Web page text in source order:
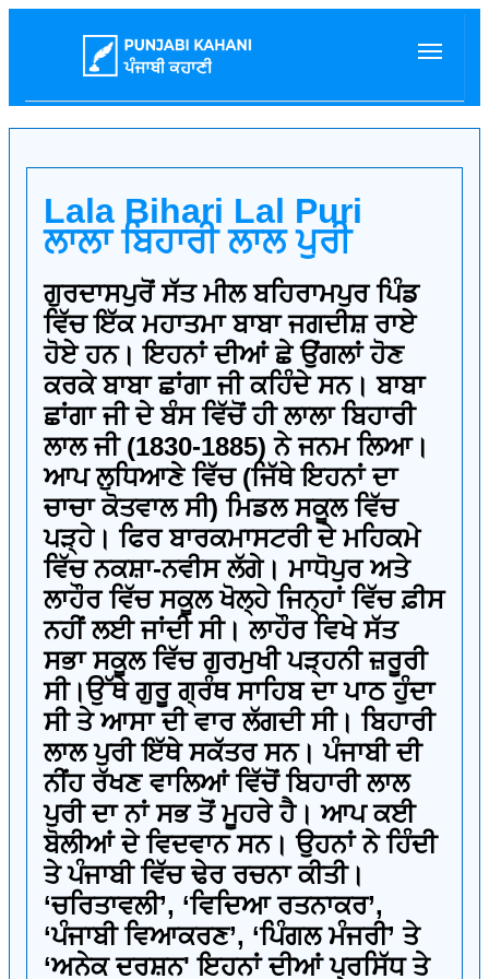
Lala Bihari Lal Puri
ਲਾਲਾ ਬਿਹਾਰੀ ਲਾਲ ਪੁਰੀ
ਗੁਰਦਾਸਪੁਰੋਂ ਸੱਤ ਮੀਲ ਬਹਿਰਾਮਪੁਰ ਪਿੰਡ
ਵਿੱਚ ਇੱਕ ਮਹਾਤਮਾ ਬਾਬਾ ਜਗਦੀਸ਼ ਰਾਏ
ਹੋਏ ਹਨ। ਇਹਨਾਂ ਦੀਆਂ ਛੇ ਉਂਗਲਾਂ ਹੋਣ
ਕਰਕੇ ਬਾਬਾ ਛਾਂਗਾ ਜੀ ਕਹਿੰਦੇ ਸਨ। ਬਾਬਾ
ਛਾਂਗਾ ਜੀ ਦੇ ਬੰਸ ਵਿੱਚੋਂ ਹੀ ਲਾਲਾ ਬਿਹਾਰੀ
ਲਾਲ ਜੀ (1830-1885) ਨੇ ਜਨਮ ਲਿਆ।
ਆਪ ਲੁਧਿਆਣੇ ਵਿੱਚ (ਜਿੱਥੇ ਇਹਨਾਂ ਦਾ
ਚਾਚਾ ਕੋਤਵਾਲ ਸੀ) ਮਿਡਲ ਸਕੂਲ ਵਿੱਚ
ਪੜ੍ਹੇ। ਫਿਰ ਬਾਰਕਮਾਸਟਰੀ ਦੇ ਮਹਿਕਮੇ
ਵਿੱਚ ਨਕਸ਼ਾ-ਨਵੀਸ ਲੱਗੇ। ਮਾਧੋਪੁਰ ਅਤੇ
ਲਾਹੌਰ ਵਿੱਚ ਸਕੂਲ ਖੋਲ੍ਹੇ ਜਿਨ੍ਹਾਂ ਵਿੱਚ ਫ਼ੀਸ
ਨਹੀਂ ਲਈ ਜਾਂਦੀ ਸੀ। ਲਾਹੌਰ ਵਿਖੇ ਸੱਤ
ਸਭਾ ਸਕੂਲ ਵਿੱਚ ਗੁਰਮੁਖੀ ਪੜ੍ਹਨੀ ਜ਼ਰੂਰੀ
ਸੀ।ਉੱਥੇ ਗੁਰੂ ਗ੍ਰੰਥ ਸਾਹਿਬ ਦਾ ਪਾਠ ਹੁੰਦਾ
ਸੀ ਤੇ ਆਸਾ ਦੀ ਵਾਰ ਲੱਗਦੀ ਸੀ। ਬਿਹਾਰੀ
ਲਾਲ ਪੁਰੀ ਇੱਥੇ ਸਕੱਤਰ ਸਨ। ਪੰਜਾਬੀ ਦੀ
ਨੀਂਹ ਰੱਖਣ ਵਾਲਿਆਂ ਵਿੱਚੋਂ ਬਿਹਾਰੀ ਲਾਲ
ਪੁਰੀ ਦਾ ਨਾਂ ਸਭ ਤੋਂ ਮੂਹਰੇ ਹੈ। ਆਪ ਕਈ
ਬੋਲੀਆਂ ਦੇ ਵਿਦਵਾਨ ਸਨ। ਉਹਨਾਂ ਨੇ ਹਿੰਦੀ
ਤੇ ਪੰਜਾਬੀ ਵਿੱਚ ਢੇਰ ਰਚਨਾ ਕੀਤੀ।
‘ਚਰਿਤਾਵਲੀ’, ‘ਵਿਦਿਆ ਰਤਨਾਕਰ’,
‘ਪੰਜਾਬੀ ਵਿਆਕਰਣ’, ‘ਪਿੰਗਲ ਮੰਜਰੀ’ ਤੇ
‘ਅਨੇਕ ਦਰਸ਼ਨ' ਇਹਨਾਂ ਦੀਆਂ ਪ੍ਰਸਿੱਧ ਤੇ